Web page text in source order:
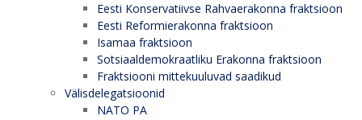
Eesti Konservatiivse Rahvaerakonna fraktsioon
Eesti Reformierakonna fraktsioon
Isamaa fraktsioon
Sotsiaaldemokraatliku Erakonna fraktsioon
Fraktsiooni mittekuuluvad saadikud
Välisdelegatsioonid
NATO PA